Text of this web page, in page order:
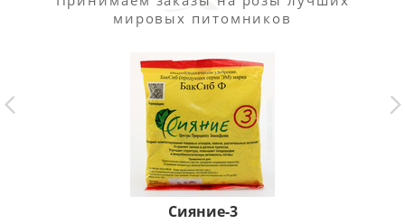
мировых питомников
Сияние-3